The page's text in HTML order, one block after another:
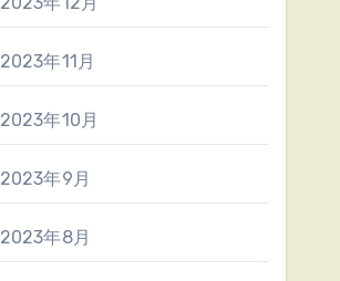
2023年11月
2023年10月
2023年9月
2023年8月